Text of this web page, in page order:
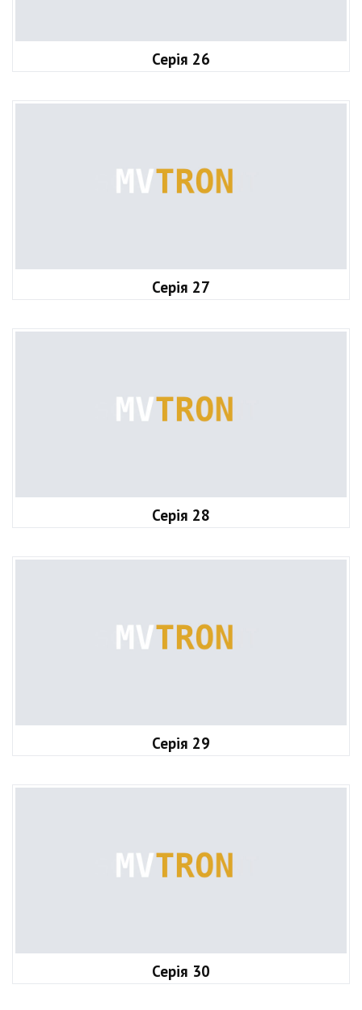
Серія 26
Серія 27
Серія 28
Серія 29
Серія 30